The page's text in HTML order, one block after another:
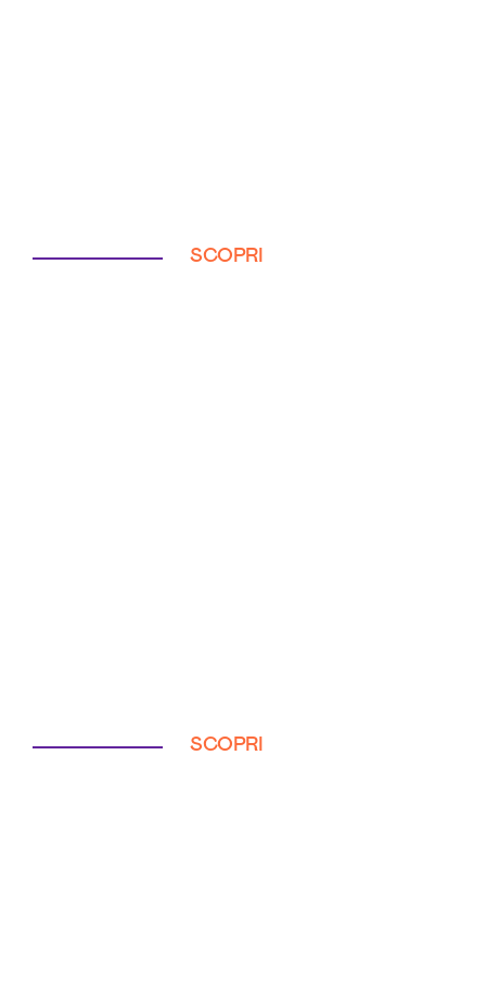
SCOPRI
SCOPRI